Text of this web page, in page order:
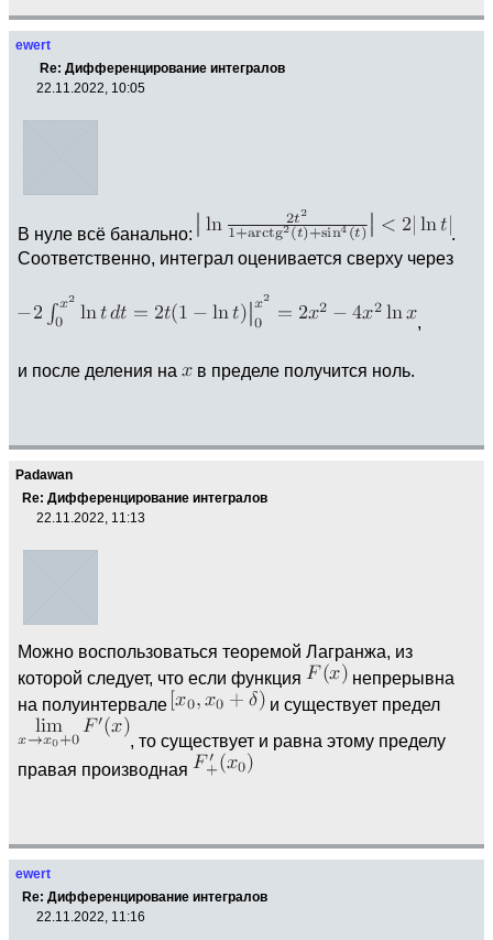
ewert
Re: Дифференцирование интегралов
22.11.2022, 10:05
В нуле всё банально:
.
Соответственно, интеграл оценивается сверху через
,
и после деления на в пределе получится ноль.
Padawan
Re: Дифференцирование интегралов
22.11.2022, 11:13
Можно воспользоваться теоремой Лагранжа, из
которой следует, что если функция
непрерывна
на полуинтервале
и существует предел
, то существует и равна этому пределу
правая производная
ewert
Re: Дифференцирование интегралов
22.11.2022, 11:16